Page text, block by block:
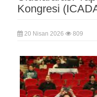
Kongresi
20 Nisan 2026 809